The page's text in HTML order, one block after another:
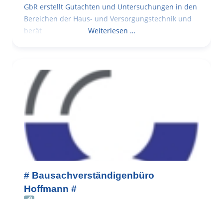
GbR erstellt Gutachten und Untersuchungen in den
Bereichen der Haus- und Versorgungstechnik und
berät
Weiterlesen …
# Bausachverständigenbüro
Hoffmann #